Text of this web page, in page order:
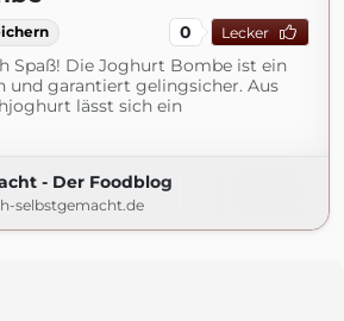
0 Lecker
Spaß! Die Joghurt Bombe ist ein
und garantiert gelingsicher. Aus
lässt sich ein
- Der Foodblog
selbstgemacht.de